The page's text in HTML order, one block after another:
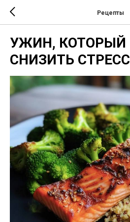
Рецепты
УЖИН, КОТОРЫЙ
СНИЗИТЬ СТРЕСС